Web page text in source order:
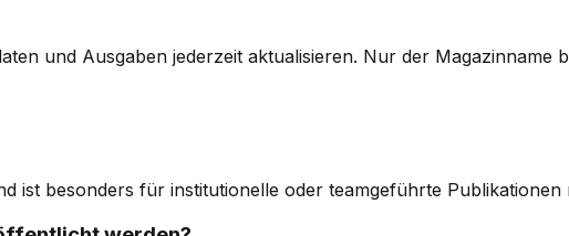
und Ausgaben jederzeit aktualisieren. Nur der Magazinname
ist besonders für institutionelle oder teamgeführte Publikationen